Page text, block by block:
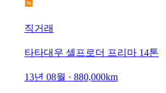
직거래
타타대우 셀프로더 프리마 14톤
13년 08월 · 880,000km